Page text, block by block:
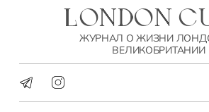
LONDON
ЖУРНАЛ О ЖИЗНИ
ВЕЛИКОБРИТАНИИ